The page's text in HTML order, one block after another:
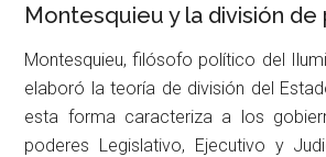
Montesquieu y la división de
Montesquieu, filósofo político del
elaboró la teoría de división del
esta forma caracteriza a los
poderes Legislativo, Ejecutivo y